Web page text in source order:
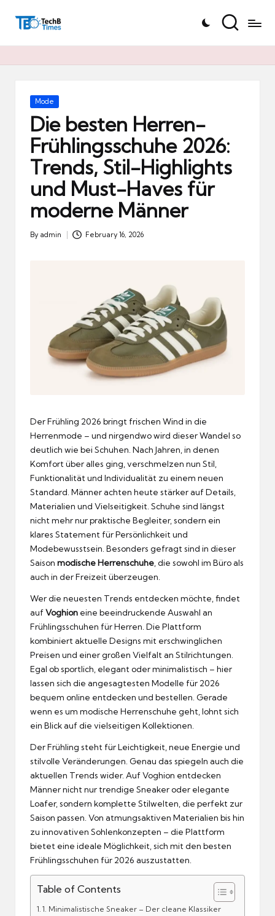
T
h
Posted
Mode
Die besten Herren-
Frühlingsschuhe 2026:
Trends, Stil-Highlights
und Must-Haves für
moderne Männer
Posted
By admin February 16, 2026
Der Frühling 2026 bringt frischen Wind in die
Herrenmode – und nirgendwo wird dieser Wandel so
deutlich wie bei Schuhen. Nach Jahren, in denen
Komfort über alles ging, verschmelzen nun Stil,
Funktionalität und Individualität zu einem neuen
Standard. Männer achten heute stärker auf Details,
Materialien und Vielseitigkeit. Schuhe sind längst
nicht mehr nur praktische Begleiter, sondern ein
klares Statement für Persönlichkeit und
Modebewusstsein. Besonders gefragt sind in dieser
Saison modische Herrenschuhe , die sowohl im Büro als
auch in der Freizeit überzeugen.
Wer die neuesten Trends entdecken möchte, findet
aufVoghion eine beeindruckende Auswahl an
Frühlingsschuhen für Herren. Die Plattform
kombiniert aktuelle Designs mit erschwinglichen
Preisen und einer großen Vielfalt an Stilrichtungen.
Egal ob sportlich, elegant oder minimalistisch – hier
lassen sich die angesagtesten Modelle für 2026
bequem online entdecken und bestellen. Gerade
wenn es um modische Herrenschuhe geht, lohnt sich
ein Blick auf die vielseitigen Kollektionen.
Der Frühling steht für Leichtigkeit, neue Energie und
stilvolle Veränderungen. Genau das spiegeln auch die
aktuellen Trends wider. Auf Voghion entdecken
Männer nicht nur trendige Sneaker oder elegante
Loafer, sondern komplette Stilwelten, die perfekt zur
Saison passen. Von atmungsaktiven Materialien bis hin
zu innovativen Sohlenkonzepten – die Plattform
bietet eine ideale Möglichkeit, sich mit den besten
Frühlingsschuhen für 2026 auszustatten.
Table of Contents
1. Minimalistische Sneaker – Der cleane Klassiker